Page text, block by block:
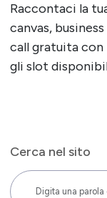
Cerca nel sito
Raccontaci la
canvas,
call gratuita
gli slot